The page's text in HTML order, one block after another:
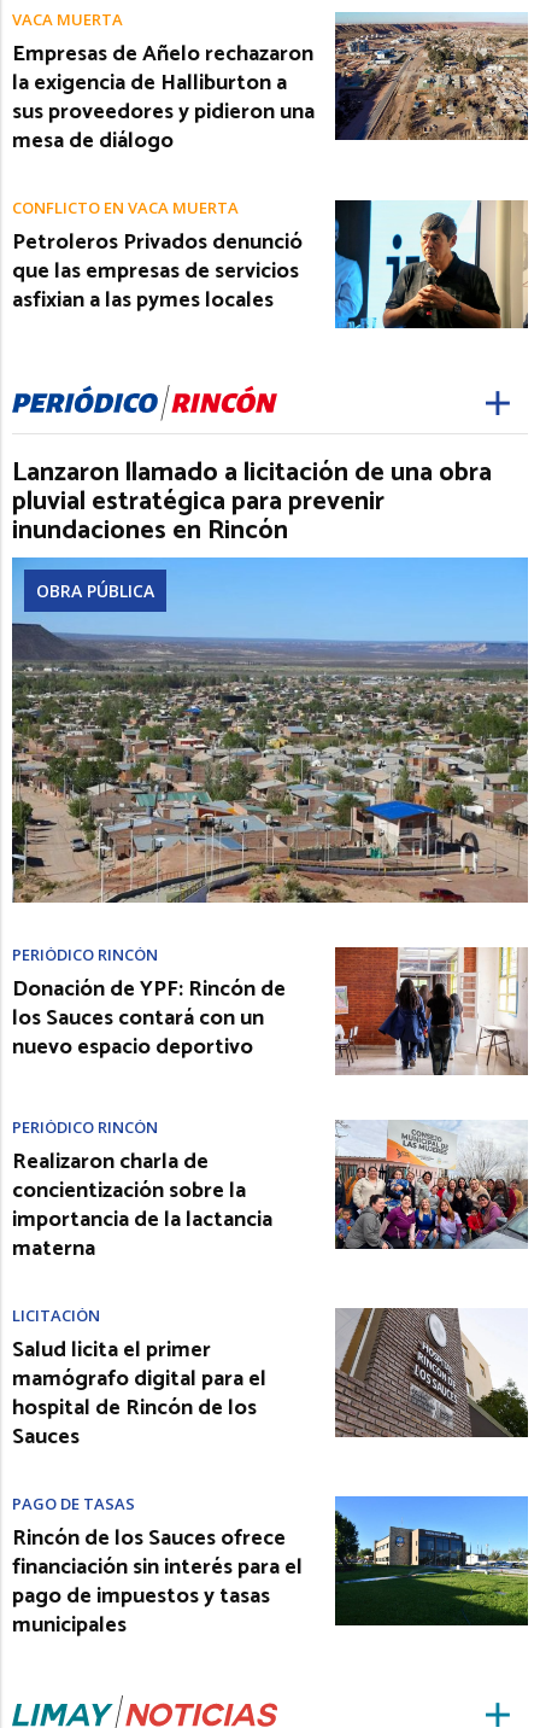
VACA MUERTA
Empresas de Añelo rechazaron
la exigencia de Halliburton a
sus proveedores y pidieron una
mesa de diálogo
CONFLICTO EN VACA MUERTA
Petroleros Privados denunció
que las empresas de servicios
asfixian a las pymes locales
Lanzaron llamado a licitación de una obra
pluvial estratégica para prevenir
inundaciones en Rincón
OBRA PÚBLICA
PERIÓDICO RINCÓN
Donación de YPF: Rincón de
los Sauces contará con un
nuevo espacio deportivo
PERIÓDICO RINCÓN
Realizaron charla de
concientización sobre la
importancia de la lactancia
materna
LICITACIÓN
Salud licita el primer
mamógrafo digital para el
hospital de Rincón de los
Sauces
PAGO DE TASAS
Rincón de los Sauces ofrece
financiación sin interés para el
pago de impuestos y tasas
municipales